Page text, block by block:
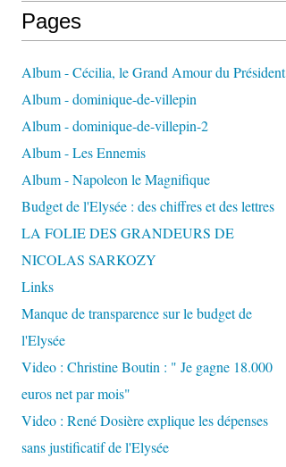
Pages
Album - Cécilia, le Grand Amour du Président
Album - dominique-de-villepin
Album - dominique-de-villepin-2
Album - Les Ennemis
Album - Napoleon le Magnifique
Budget de l'Elysée : des chiffres et des lettres
LA FOLIE DES GRANDEURS DE
NICOLAS SARKOZY
Links
Manque de transparence sur le budget de
l'Elysée
Video : Christine Boutin : " Je gagne 18.000
euros net par mois"
Video : René Dosière explique les dépenses
sans justificatif de l'Elysée